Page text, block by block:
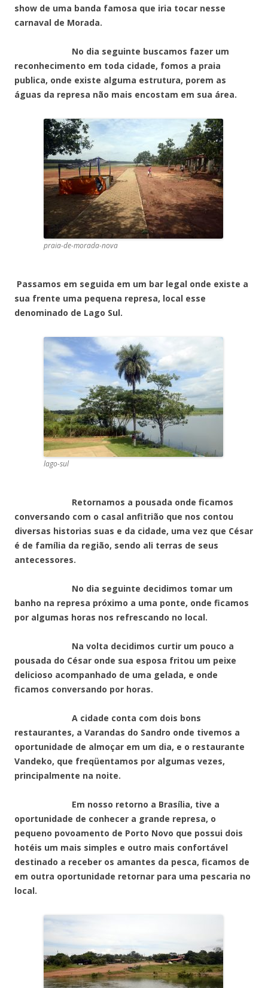
show de uma banda famosa que iria tocar nesse
carnaval de Morada.
No dia seguinte buscamos fazer um
reconhecimento em toda cidade, fomos a praia
publica, onde existe alguma estrutura, porem as
águas da represa não mais encostam em sua área.
praia-de-morada-nova
Passamos em seguida em um bar legal onde existe a
sua frente uma pequena represa, local esse
denominado de Lago Sul.
lago-sul
Retornamos a pousada onde ficamos
conversando com o casal anfitrião que nos contou
diversas historias suas e da cidade, uma vez que César
é de família da região, sendo ali terras de seus
antecessores.
No dia seguinte decidimos tomar um
banho na represa próximo a uma ponte, onde ficamos
por algumas horas nos refrescando no local.
Na volta decidimos curtir um pouco a
pousada do César onde sua esposa fritou um peixe
delicioso acompanhado de uma gelada, e onde
ficamos conversando por horas.
A cidade conta com dois bons
restaurantes, a Varandas do Sandro onde tivemos a
oportunidade de almoçar em um dia, e o restaurante
Vandeko, que freqüentamos por algumas vezes,
principalmente na noite.
Em nosso retorno a Brasília, tive a
oportunidade de conhecer a grande represa, o
pequeno povoamento de Porto Novo que possui dois
hotéis um mais simples e outro mais confortável
destinado a receber os amantes da pesca, ficamos de
em outra oportunidade retornar para uma pescaria no
local.